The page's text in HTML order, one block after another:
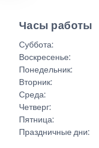
Часы работы
Суббота:
Воскресенье:
Понедельник:
Вторник:
Среда:
Четверг:
Пятница:
Праздничные дни: